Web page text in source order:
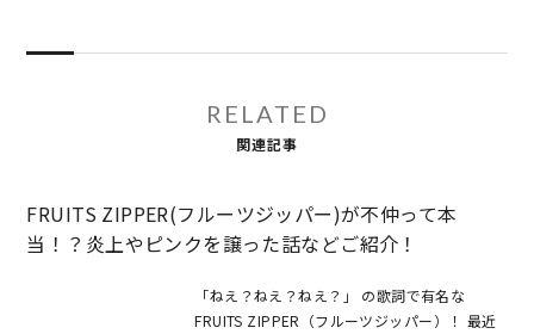
RELATED
関連記事
FRUITS ZIPPER(フルーツジッパー)が不仲って本
当！？炎上やピンクを譲った話などご紹介！
「ねえ？ねえ？ねえ？」 の歌詞で有名な
FRUITS ZIPPER（フルーツジッパー）！ 最近